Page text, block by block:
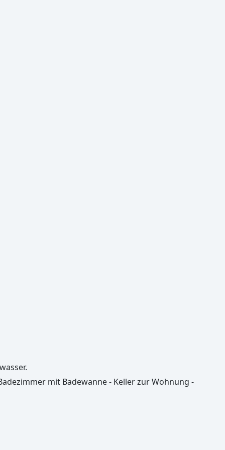
mit Badewanne - Keller zur Wohnung -